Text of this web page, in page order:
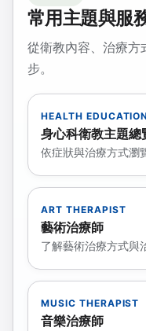
常用主題與服
從衛教內容、治療方
步。
HEALTH EDUCATION
身心科衛教主題總
依症狀與治療方式瀏
ART THERAPIST
藝術治療師
了解藝術治療方式與
MUSIC THERAPIST
音樂治療師